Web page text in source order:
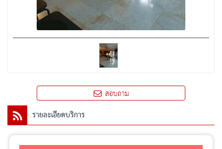
สอบถาม
รายละเอียดบริการ